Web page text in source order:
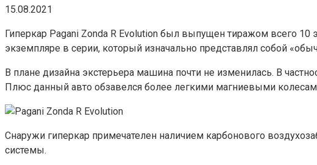
15.08.2021
Гиперкар Pagani Zonda R Evolution был выпущен тиражом всего
экземпляре в серии, который изначально представлял собой
В плане дизайна экстерьера машина почти не изменилась. В
Плюс данный авто обзавелся более легкими магниевыми
Снаружи гиперкар примечателен наличием карбонового
системы.